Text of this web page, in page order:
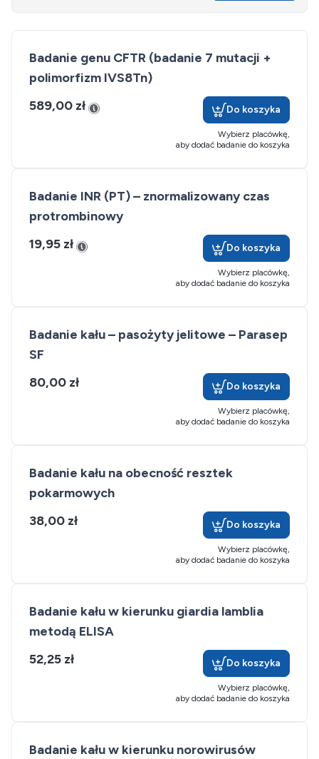
Badanie genu CFTR (badanie 7 mutacji +
polimorfizm IVS8Tn)
589,00 zł
Do koszyka
Wybierz placówkę,
aby dodać badanie do koszyka
Badanie INR (PT) – znormalizowany czas
protrombinowy
19,95 zł
Do koszyka
Wybierz placówkę,
aby dodać badanie do koszyka
Badanie kału – pasożyty jelitowe – Parasep
SF
80,00 zł
Do koszyka
Wybierz placówkę,
aby dodać badanie do koszyka
Badanie kału na obecność resztek
pokarmowych
38,00 zł
Do koszyka
Wybierz placówkę,
aby dodać badanie do koszyka
Badanie kału w kierunku giardia lamblia
metodą ELISA
52,25 zł
Do koszyka
Wybierz placówkę,
aby dodać badanie do koszyka
Badanie kału w kierunku norowirusów